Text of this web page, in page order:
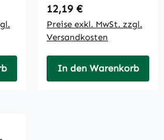
Regulärer Preis:
12,19 €
Preise exkl. MwSt. zzgl.
Versandkosten
In den Warenkorb